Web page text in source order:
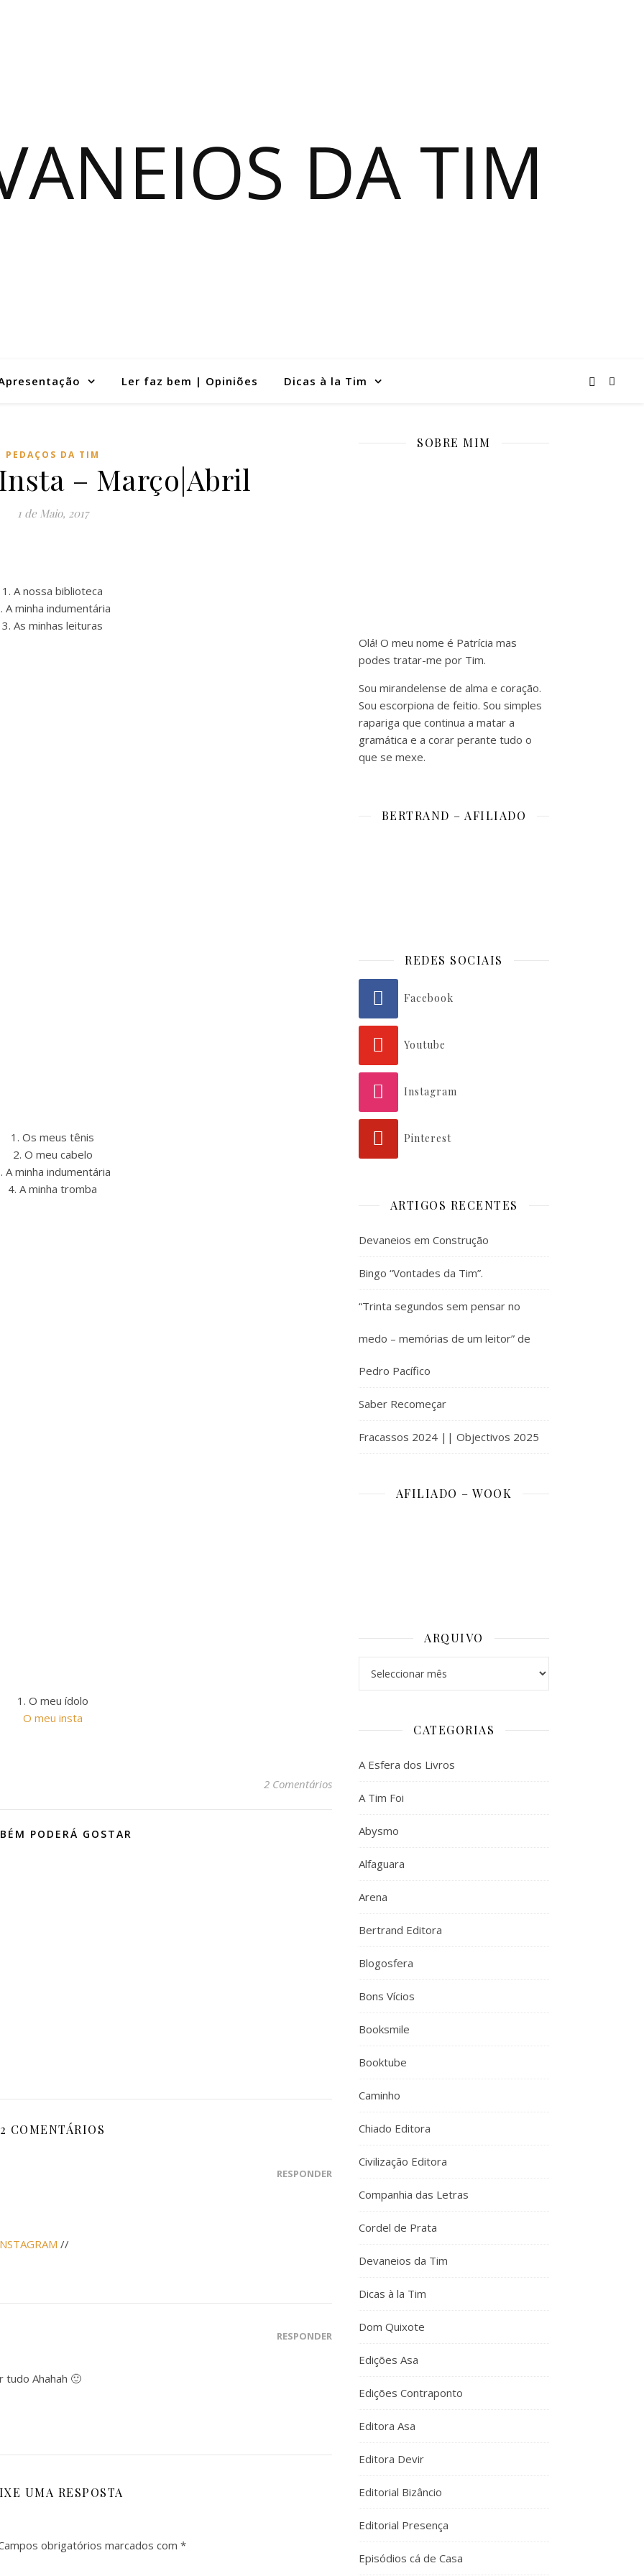
DA TIM
Ler faz bem | Opiniões Dicas à la Tim
PEDAÇOS DA TIM
– Março|Abril
1 de Maio, 2017
1. A nossa biblioteca
A minha indumentária
3. As minhas leituras
1. Os meus tênis
2. O meu cabelo
A minha indumentária
4. A minha tromba
1. O meu ídolo
O meu insta
2 Comentários
PODERÁ GOSTAR
2 COMENTÁRIOS
RESPONDER
//
RESPONDER
tudo Ahahah 🙂
UMA RESPOSTA
obrigatórios marcados com *
SOBRE MIM
Olá! O meu nome é Patrícia mas
podes tratar-me por Tim.
Sou mirandelense de alma e coração.
Sou escorpiona de feitio. Sou simples
rapariga que continua a matar a
gramática e a corar perante tudo o
que se mexe.
BERTRAND – AFILIADO
REDES SOCIAIS
Facebook
Youtube
Instagram
Pinterest
ARTIGOS RECENTES
Devaneios em Construção
Bingo “Vontades da Tim”.
“Trinta segundos sem pensar no
medo – memórias de um leitor” de
Pedro Pacífico
Saber Recomeçar
Fracassos 2024 || Objectivos 2025
AFILIADO – WOOK
ARQUIVO
CATEGORIAS
A Esfera dos Livros
A Tim Foi
Abysmo
Alfaguara
Arena
Bertrand Editora
Blogosfera
Bons Vícios
Booksmile
Booktube
Caminho
Chiado Editora
Civilização Editora
Companhia das Letras
Cordel de Prata
Devaneios da Tim
Dicas à la Tim
Dom Quixote
Edições Asa
Edições Contraponto
Editora Asa
Editora Devir
Editorial Bizâncio
Editorial Presença
Episódios cá de Casa